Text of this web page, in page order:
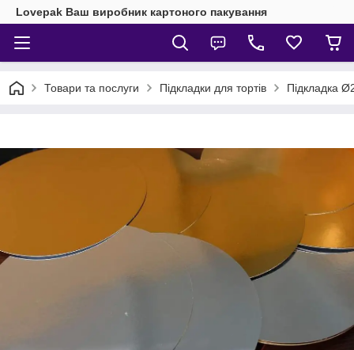
Lovepak Ваш виробник картоного пакування
Товари та послуги Підкладки для тортів Підкладка